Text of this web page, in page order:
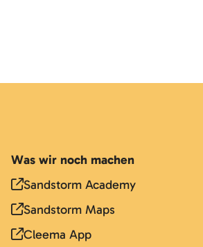
Was wir noch machen
Sandstorm Academy
Sandstorm Maps
Cleema App